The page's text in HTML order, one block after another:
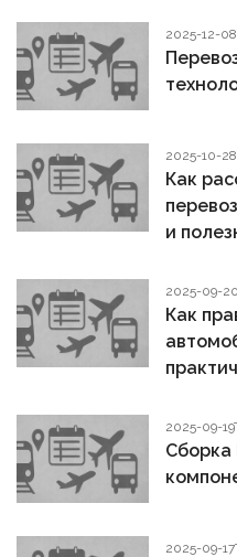
2025-12-
2025-10-
Как
и
2025-09-
Как
2025-09-
Сборка
2025-09-